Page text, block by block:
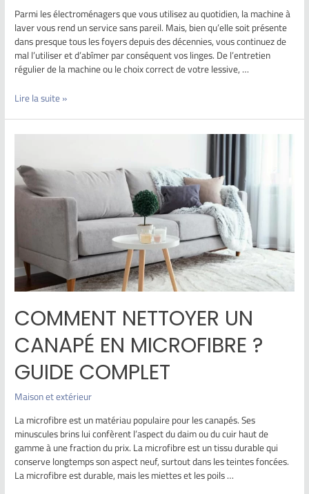
Parmi les électroménagers que vous utilisez au quotidien, la machine à
laver vous rend un service sans pareil. Mais, bien qu’elle soit présente
dans presque tous les foyers depuis des décennies, vous continuez de
mal l’utiliser et d’abîmer par conséquent vos linges. De l’entretien
régulier de la machine ou le choix correct de votre lessive, …
Lire la suite »
COMMENT NETTOYER UN
CANAPÉ EN MICROFIBRE ?
GUIDE COMPLET
Maison et extérieur
La microfibre est un matériau populaire pour les canapés. Ses
minuscules brins lui confèrent l’aspect du daim ou du cuir haut de
gamme à une fraction du prix. La microfibre est un tissu durable qui
conserve longtemps son aspect neuf, surtout dans les teintes foncées.
La microfibre est durable, mais les miettes et les poils …